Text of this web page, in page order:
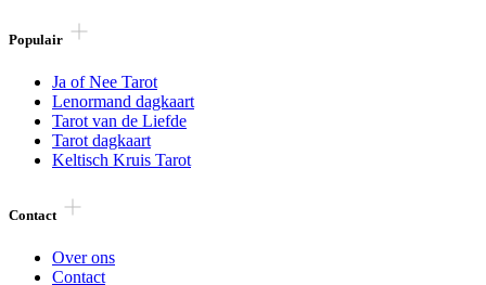
Populair
Ja of Nee Tarot
Lenormand dagkaart
Tarot van de Liefde
Tarot dagkaart
Keltisch Kruis Tarot
Contact
Over ons
Contact